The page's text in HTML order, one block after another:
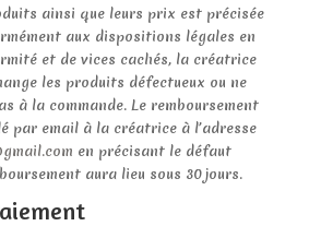
ainsi que leurs prix est précisée
aux dispositions légales en
et de vices cachés, la créatrice
les produits défectueux ou ne
à la commande. Le remboursement
par email à la créatrice à l’adresse
en précisant le défaut
aura lieu sous 30 jours.